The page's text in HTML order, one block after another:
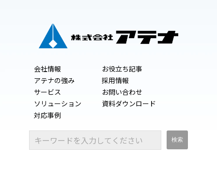
会社情報
お役立ち記事
アテナの強み
採用情報
サービス
お問い合わせ
ソリューション
資料ダウンロード
対応事例